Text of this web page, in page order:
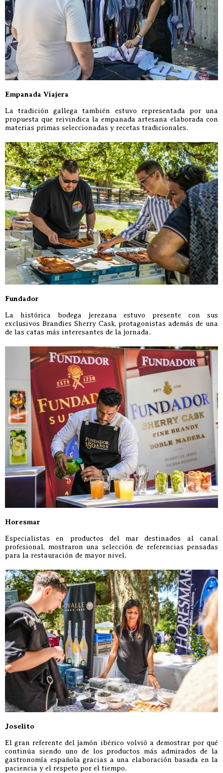
Empanada Viajera
La tradición gallega también estuvo representada por una
propuesta que reivindica la empanada artesana elaborada con
materias primas seleccionadas y recetas tradicionales.
Fundador
La histórica bodega jerezana estuvo presente con sus
exclusivos Brandies Sherry Cask, protagonistas además de una
de las catas más interesantes de la jornada.
Horesmar
Especialistas en productos del mar destinados al canal
profesional, mostraron una selección de referencias pensadas
para la restauración de mayor nivel.
Joselito
El gran referente del jamón ibérico volvió a demostrar por qué
continúa siendo uno de los productos más admirados de la
gastronomía española gracias a una elaboración basada en la
paciencia y el respeto por el tiempo.